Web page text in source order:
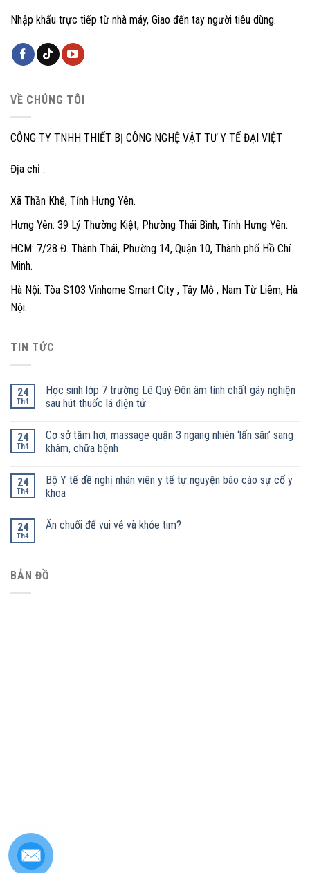
Nhập khẩu trực tiếp từ nhà máy, Giao đến tay người tiêu dùng.
VỀ CHÚNG TÔI
CÔNG TY TNHH THIẾT BỊ CÔNG NGHỆ VẬT TƯ Y TẾ ĐẠI VIỆT
Địa chỉ :
Xã Thần Khê, Tỉnh Hưng Yên.
Hưng Yên: 39 Lý Thường Kiệt, Phường Thái Bình, Tỉnh Hưng Yên.
HCM: 7/28 Đ. Thành Thái, Phường 14, Quận 10, Thành phố Hồ Chí
Minh.
Hà Nội: Tòa S103 Vinhome Smart City , Tây Mỗ , Nam Từ Liêm, Hà
Nội.
TIN TỨC
24
Th4
Học sinh lớp 7 trường Lê Quý Đôn âm tính chất gây nghiện
sau hút thuốc lá điện tử
24
Th4
Cơ sở tắm hơi, massage quận 3 ngang nhiên ‘lấn sân’ sang
khám, chữa bệnh
24
Th4
Bộ Y tế đề nghị nhân viên y tế tự nguyện báo cáo sự cố y
khoa
24
Th4
Ăn chuối để vui vẻ và khỏe tim?
BẢN ĐỒ